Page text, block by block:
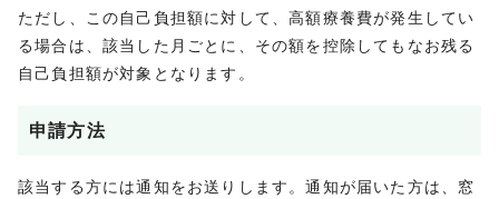
ただし、この自己負担額に対して、高額療養費が発生してい
る場合は、該当した月ごとに、その額を控除してもなお残る
自己負担額が対象となります。
申請方法
該当する方には通知をお送りします。通知が届いた方は、窓